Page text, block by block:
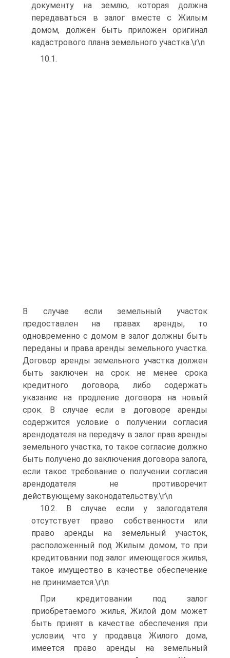
документу на землю, которая должна
передаваться в залог вместе с Жилым
домом, должен быть приложен оригинал
кадастрового плана земельного участка.\r\n
10.1.
В случае если земельный участок
предоставлен на правах аренды, то
одновременно c домом в залог должны быть
переданы и права аренды земельного участка.
Договор аренды земельного участка должен
быть заключен на срок не менее срока
кредитного договора, либо содержать
указание на продление договора на новый
срок. В случае если в договоре аренды
содержится условие о получении согласия
арендодателя на передачу в залог прав аренды
земельного участка, то такое согласие должно
быть получено до заключения договора залога,
если такое требование о получении согласия
арендодателя не противоречит
действующему законодательству.\r\n
10.2. В случае если у залогодателя
отсутствует право собственности или
право аренды на земельный участок,
расположенный под Жилым домом, то при
кредитовании под залог имеющегося жилья,
такое имущество в качестве обеспечение
не принимается.\r\n
При кредитовании под залог
приобретаемого жилья, Жилой дом может
быть принят в качестве обеспечения при
условии, что у продавца Жилого дома,
имеется право аренды на земельный